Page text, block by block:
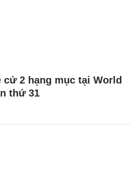
cử 2 hạng mục tại World
thứ 31